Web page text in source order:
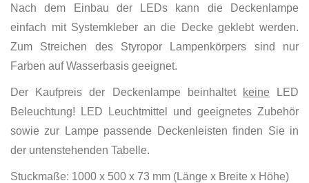
Nach dem Einbau der LEDs kann die Deckenlampe
einfach mit Systemkleber an die Decke geklebt werden.
Zum Streichen des Styropor Lampenkörpers sind nur
Farben auf Wasserbasis geeignet.
Der Kaufpreis der Deckenlampe beinhaltet keine LED
Beleuchtung! LED Leuchtmittel und geeignetes Zubehör
sowie zur Lampe passende Deckenleisten finden Sie in
der untenstehenden Tabelle.
Stuckmaße: 1000 x 500 x 73 mm (Länge x Breite x Höhe)